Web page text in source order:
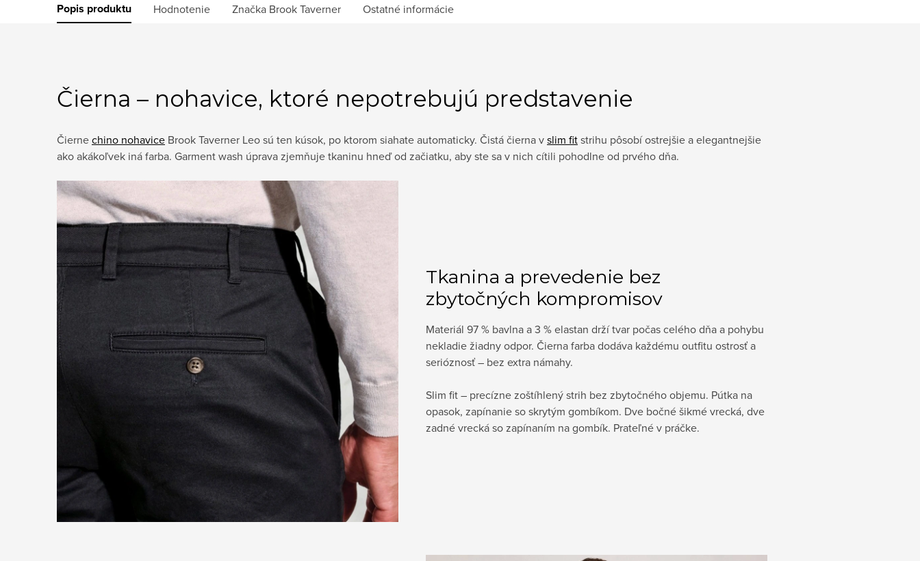
Popis produktu Hodnotenie Značka Brook Taverner Ostatné informácie
Čierna – nohavice, ktoré nepotrebujú predstavenie
Čiernechino nohavice Brook Taverner Leo sú ten kúsok, po ktorom siahate automaticky. Čistá čierna vslim fitstrihu pôsobí ostrejšie a elegantnejšie
ako akákoľvek iná farba. Garment wash úprava zjemňuje tkaninu hneď od začiatku, aby ste sa v nich cítili pohodlne od prvého dňa.
Tkanina a prevedenie bez
zbytočných kompromisov
Materiál 97 % bavlna a 3 % elastan drží tvar počas celého dňa a pohybu
nekladie žiadny odpor. Čierna farba dodáva každému outfitu ostrosť a
serióznosť – bez extra námahy.
Slim fit – precízne zoštíhlený strih bez zbytočného objemu. Pútka na
opasok, zapínanie so skrytým gombíkom. Dve bočné šikmé vrecká, dve
zadné vrecká so zapínaním na gombík. Prateľné v práčke.